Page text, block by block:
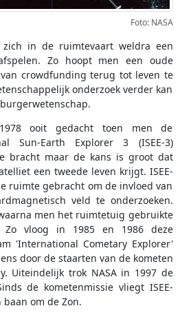
Foto: NASA
in de ruimtevaart weldra een
Zo hoopt men een oude
crowdfunding terug tot leven te
onderzoek verder kan
ooit gedacht toen men de
Sun-Earth Explorer 3 (ISEE-3)
bracht maar de kans is groot dat
een tweede leven krijgt. ISEE-
ruimte gebracht om de invloed van
veld te onderzoeken.
men het ruimtetuig gebruikte
Zo vloog in 1985 en 1986 deze
'International Cometary Explorer'
door de staarten van de kometen
Uiteindelijk trok NASA in 1997 de
de kometenmissie vliegt ISEE-
om de Zon.